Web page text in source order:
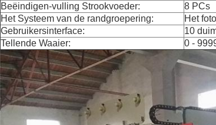
Beëindigen-vulling Strookvoeder:
8 PCs
Het Systeem van de randgroepering:
Het
Gebruikersinterface:
10
Tellende Waaier:
0 -